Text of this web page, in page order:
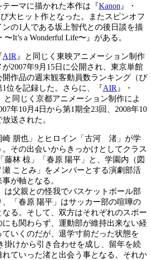
テーマに描かれた本作は『Kanon 』・
大ヒット作となった。またスピンオフ
の1人である坂上智代との後日談を描
It’s a Wonderful Life〜』がある。
AIR 』と同じく東映アニメーション制作
2007年9月15日に公開され、東京単館
開作品の週末観客動員数ランキング（ぴ
位を記録した。さらに、『AIR 』・
と同じく京都アニメーション制作によ
年10月4日から第1期全23回、2008年10
送された。
崎 朋也」とヒロイン「古河 渚」が学
その出会いからきっかけとしてクラス
藤林 椋」「春原 陽平」と、学園内（図
ことみ」をメンバーとする演劇部活
が軸となる。
は父親との怪我でバスケットボール部
、「春原 陽平」はサッカー部の喧嘩の
る。そして、双方はそれぞれのスポー
も関わらず、運動部が維持出来ない経
いくのだが、退学寸前だった状態を
掛けから引き合わせを成し、留年を続
ていった渚と出会う事となる。それか